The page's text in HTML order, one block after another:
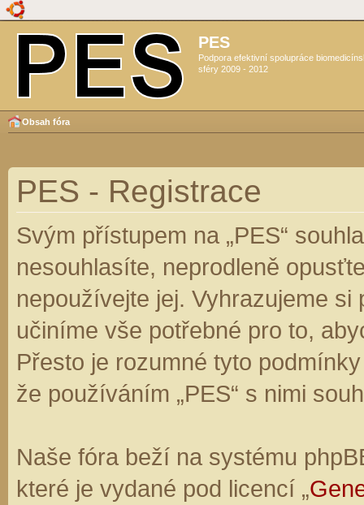
PES
Podpora efektivní spolupráce
sféry 2009 - 2012
Obsah fóra
PES - Registrace
Svým přístupem na „PES“
nesouhlasíte, neprodleně
nepoužívejte jej. Vyhrazujeme
učiníme vše potřebné pro to,
Přesto je rozumné tyto
že používáním „PES“ s nimi
Naše fóra beží na systému
které je vydané pod licencí „